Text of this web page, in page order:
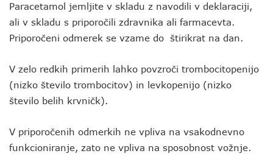
Paracetamol jemljite v skladu z navodili v deklaraciji,
ali v skladu s priporočili zdravnika ali farmacevta.
Priporočeni odmerek se vzame do štirikrat na dan.
V zelo redkih primerih lahko povzroči trombocitopenijo
(nizko število trombocitov) in levkopenijo (nizko
število belih krvničk).
V priporočenih odmerkih ne vpliva na vsakodnevno
funkcioniranje, zato ne vpliva na sposobnost vožnje.